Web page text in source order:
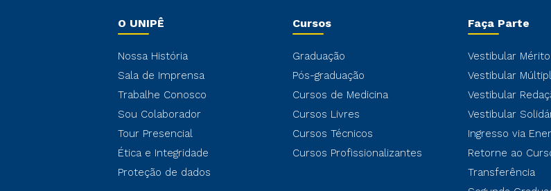
O UNIPÊ
Nossa História
Sala de Imprensa
Trabalhe Conosco
Sou Colaborador
Tour Presencial
Ética e Integridade
Proteção de dados
Cursos
Graduação
Pós-graduação
Cursos de Medicina
Cursos Livres
Cursos Técnicos
Cursos Profissionalizantes
Faça Parte
Vestibular Mérito
Vestibular
Vestibular
Vestibular
Ingresso via
Retorne ao
Transferência